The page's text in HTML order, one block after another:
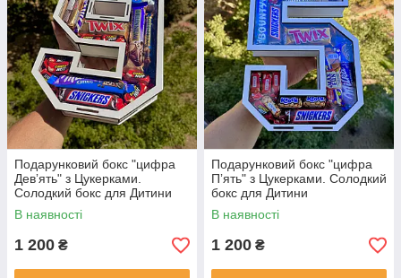
Подарунковий бокс "цифра
Девʼять" з Цукерками.
Солодкий бокс для Дитини
В наявності
1 200 ₴
Подарунковий бокс "цифра
Пʼять" з Цукерками. Солодкий
бокс для Дитини
В наявності
1 200 ₴